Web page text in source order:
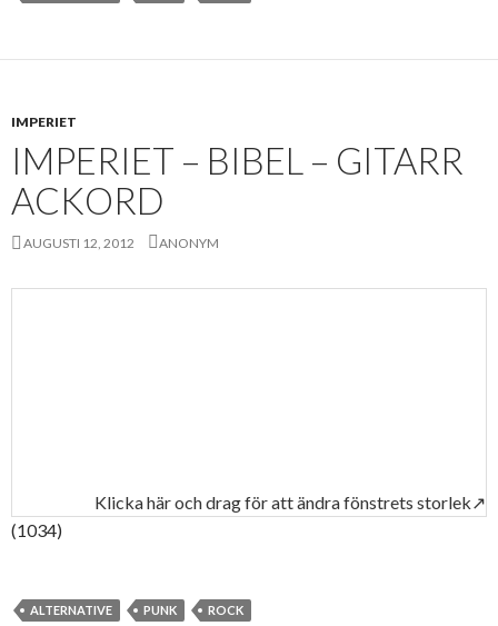
IMPERIET
IMPERIET – BIBEL – GITARR
ACKORD
AUGUSTI 12, 2012 ANONYM
Klicka här och drag för att ändra fönstrets storlek↗
(1034)
ALTERNATIVE PUNK ROCK